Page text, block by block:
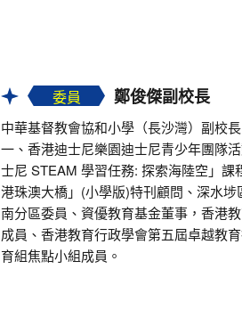
委員 鄭俊傑副校長
中華基督教會協和小學（長沙灣）副校
一、香港迪士尼樂園迪士尼青少年團隊
士尼 STEAM 學習任務: 探索海陸空」
港珠澳大橋」(小學版)特刊顧問、深水
南分區委員、資優教育基金董事，香港
成員、香港教育行政學會第五屆卓越教
育組焦點小組成員。